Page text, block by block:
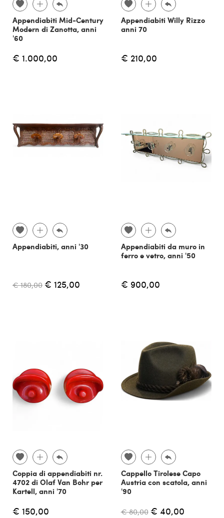
Appendiabiti Mid-Century
Modern di Zanotta, anni
'60
€ 1.000,00
Appendiabiti Willy Rizzo
anni 70
€ 210,00
Appendiabiti, anni '30
€ 180,00 € 125,00
Appendiabiti da muro in
ferro e vetro, anni '50
€ 900,00
Coppia di appendiabiti nr.
4702 di Olaf Van Bohr per
Kartell, anni '70
€ 150,00
Cappello Tirolese Capo
Austria con scatola, anni
'90
€ 80,00 € 40,00